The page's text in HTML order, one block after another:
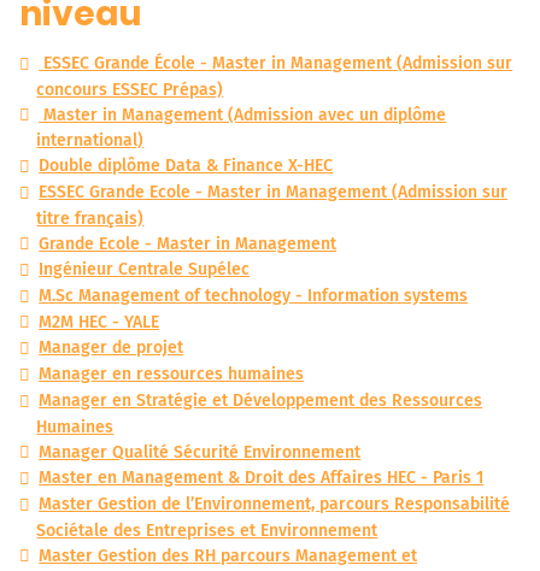
niveau
ESSEC Grande École - Master in Management (Admission sur
concours ESSEC Prépas)
Master in Management (Admission avec un diplôme
international)
Double diplôme Data & Finance X-HEC
ESSEC Grande Ecole - Master in Management (Admission sur
titre français)
Grande Ecole - Master in Management
Ingénieur Centrale Supélec
M.Sc Management of technology - Information systems
M2M HEC - YALE
Manager de projet
Manager en ressources humaines
Manager en Stratégie et Développement des Ressources
Humaines
Manager Qualité Sécurité Environnement
Master en Management & Droit des Affaires HEC - Paris 1
Master Gestion de l’Environnement, parcours Responsabilité
Sociétale des Entreprises et Environnement
Master Gestion des RH parcours Management et